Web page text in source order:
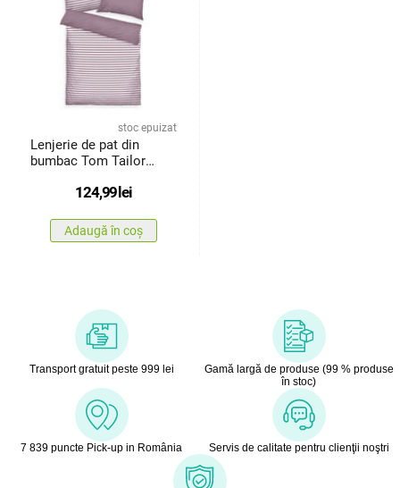
stoc epuizat
Lenjerie de pat din
bumbac Tom Tailor
White, 135 x 200, 80 x 80
124,99lei
Adaugă în coș
Transport gratuit peste 999 lei
Gamă largă de produse (99 % produse
în stoc)
7 839 puncte Pick-up in România Servis de calitate pentru clienţii noştri